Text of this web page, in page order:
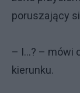
poruszający
– I…? – mówi
kierunku.